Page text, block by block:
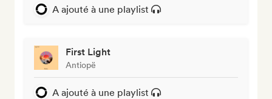
A ajouté à une playlist
First Light
Antiopë
A ajouté à une playlist